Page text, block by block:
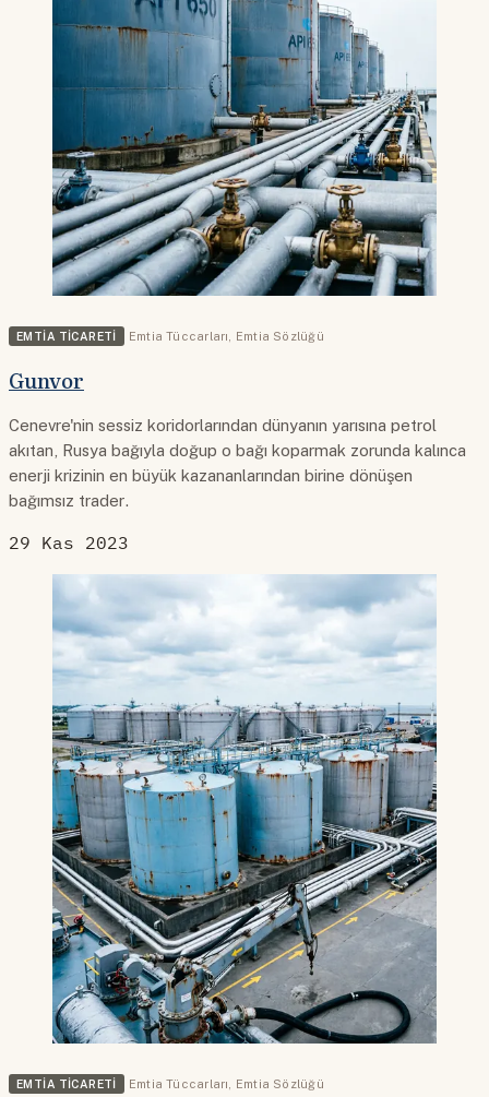
EMTIA TICARETI Emtia Tüccarları Emtia Sözlüğü
Gunvor
Cenevre'nin sessiz koridorlarından dünyanın yarısına petrol
akıtan, Rusya bağıyla doğup o bağı koparmak zorunda kalınca
enerji krizinin en büyük kazananlarından birine dönüşen
bağımsız trader.
29 Kas 2023
EMTIA TICARETI Emtia Tüccarları Emtia Sözlüğü